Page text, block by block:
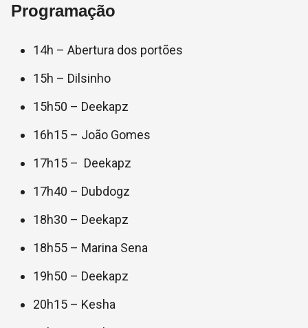
Programação
14h – Abertura dos portões
15h – Dilsinho
15h50 – Deekapz
16h15 – João Gomes
17h15 – Deekapz
17h40 – Dubdogz
18h30 – Deekapz
18h55 – Marina Sena
19h50 – Deekapz
20h15 – Kesha